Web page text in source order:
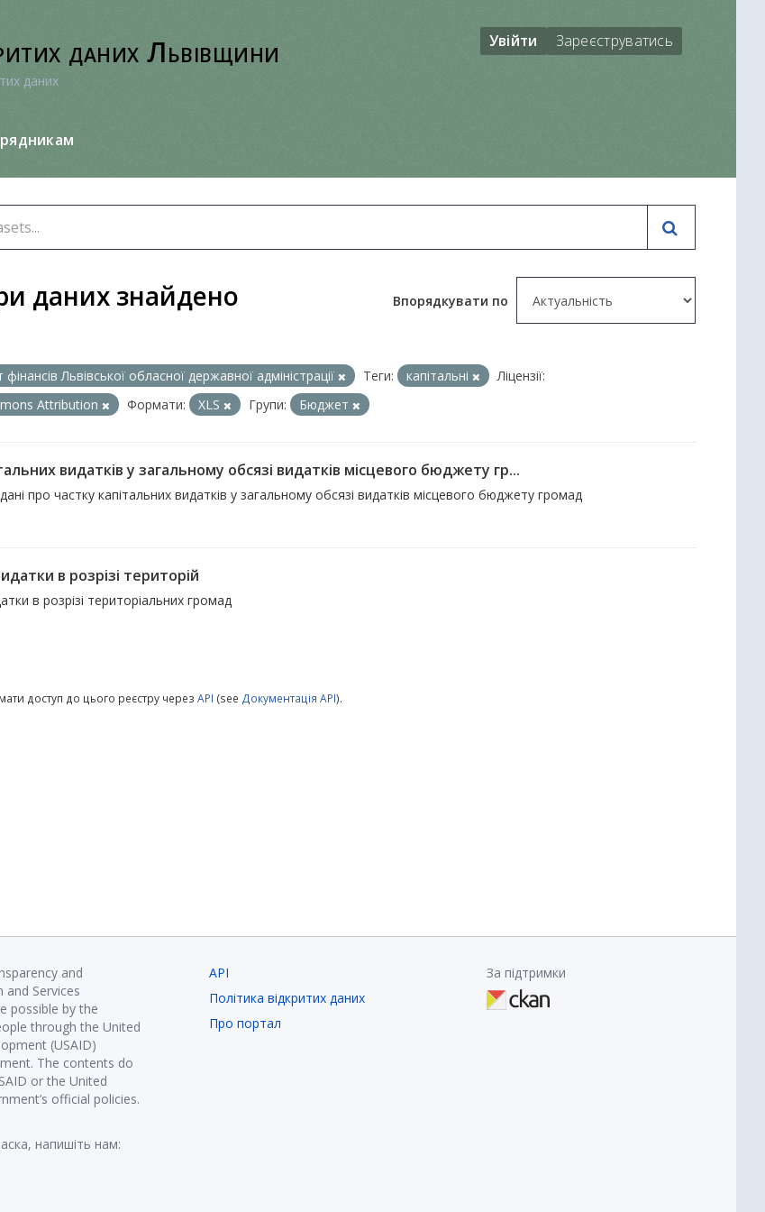
даних Львівщини
даних
Увійти Зареєструватись
Впорядкувати по
даних знайдено
Львівської обласної державної адміністрації
Теги: капітальні
Ліцензії:
Attribution
Формати: XLS Групи: Бюджет
видатків у загальному обсязі видатків місцевого бюджету гр...
про частку капітальних видатків у загальному обсязі видатків місцевого бюджету громад
в розрізі територій
в розрізі територіальних громад
доступ до цього реєстру через API (see Документація API).
and
and Services
possible by the
through the United
(USAID)
The contents do
or the United
official policies.
напишіть нам:
API
Політика відкритих даних
Про портал
За підтримки